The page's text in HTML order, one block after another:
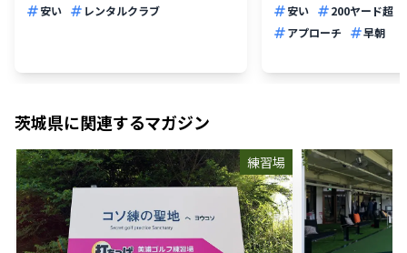
安い
レンタルクラブ
安い
200ヤード超
アプローチ
早朝
茨城県に関連するマガジン
練習場